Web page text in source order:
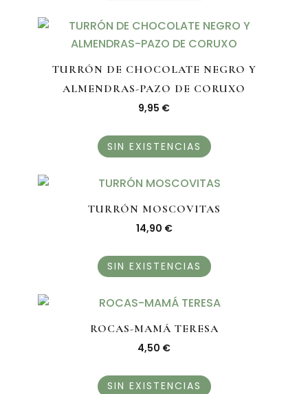
TURRÓN DE CHOCOLATE NEGRO Y
ALMENDRAS-PAZO DE CORUXO
9,95 €
SIN EXISTENCIAS
TURRÓN MOSCOVITAS
14,90 €
SIN EXISTENCIAS
ROCAS-MAMÁ TERESA
4,50 €
SIN EXISTENCIAS